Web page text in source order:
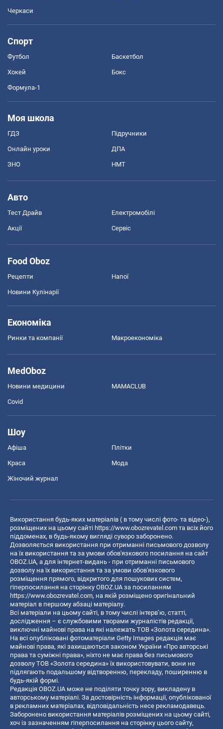
Черкаси
Спорт
Футбол Баскетбол
Хокей Бокс
Формула-1
Моя школа
ГДЗ Підручники
Онлайн уроки ДПА
ЗНО НМТ
Авто
Тест Драйв Електромобілі
Акції Сервіс
Food Oboz
Рецепти Напої
Новини Кулінарії
Економіка
Ринки та компанії Макроекономіка
MedOboz
Новини медицини MAMACLUB
Covid
Шоу
Афіша Плітки
Краса Мода
Жіночий журнал
Використання будь-яких матеріалів ( в тому числі фото- та відео-),
розміщених на цьому сайті https://www.obozrevatel.com та всіх його
піддоменах, в будь-якому вигляді суворо заборонено.
Дозволяється використання при отриманні письмового дозволу
на їх використання та за умови обов'язкового посилання на сайт
OBOZ.UA, а для інтернет-видань - при отриманні письмового
дозволу на їх використання та за умови обов'язкового
розміщення прямого, відкритого для пошукових систем,
гіперпосилання на сторінку OBOZ.UA за посиланням
https://www.obozrevatel.com, на якій розміщено оригінальний
матеріал в першому абзаці матеріалу.
Всі матеріали на цьому сайті, в тому числі інтерв’ю, статті,
дослідження – є службовими творами журналістів редакції,
виключні майнові права на які належать ТОВ «Золота середина».
На всі опубліковані фотоматеріали Getty Images редакція має
майнові права, які захищаються законом України «Про авторські
права та суміжні права», ніхто не має права без письмового
дозволу ТОВ «Золота середина» їх використовувати, вони не
підлягають подальшому відтворенню, перекладу, поширенню в
будь-якій формі.
Редакція OBOZ.UA може не поділяти точку зору, викладену в
авторському матеріалі. За достовірність інформації, опублікованої
в рекламних матеріалах, відповідальність несе рекламодавець.
Заборонено використання матеріалів розміщених на цьому сайті,
хоч із зазначенням гіперпосилання на сторінку цього сайту,